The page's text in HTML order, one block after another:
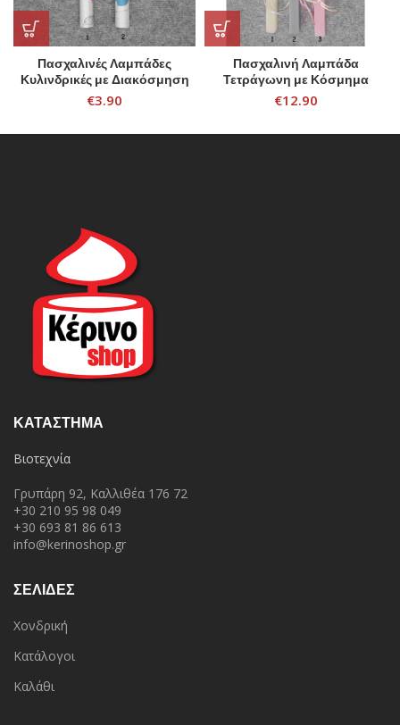
Πασχαλινές Λαμπάδες
Κυλινδρικές με Διακόσμηση
€3.90
Πασχαλινή Λαμπάδα
Τετράγωνη με Κόσμημα
Καρφίτσα
€12.90
ΚΑΤΆΣΤΗΜΑ
Βιοτεχνία
Γρυπάρη 92, Καλλιθέα 176 72
+30 210 95 98 049
+30 693 81 86 613
info@kerinoshop.gr
ΣΕΛΙΔΕΣ
Χονδρική
Κατάλογοι
Καλάθι